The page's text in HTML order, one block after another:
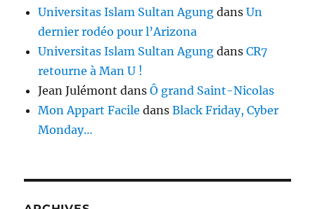
Universitas Islam Sultan Agung dansUn
dernier rodéo pour l’Arizona
Universitas Islam Sultan Agung dansCR7
retourne à Man U !
Jean Julémont dansÔ grand Saint-Nicolas
Mon Appart Facile dansBlack Friday, Cyber
Monday…